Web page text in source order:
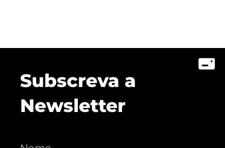
Subscreva a
Newsletter